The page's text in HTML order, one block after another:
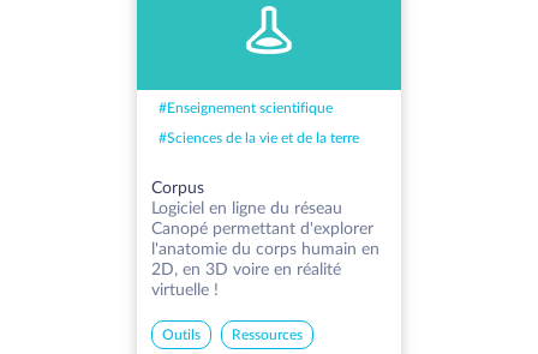
#Enseignement scientifique
#Sciences de la vie et de la terre
Corpus
Logiciel en ligne du réseau
Canopé permettant d'explorer
l'anatomie du corps humain en
2D, en 3D voire en réalité
virtuelle !
Outils Ressources